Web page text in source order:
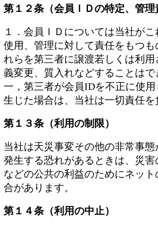
第１２条（会員ＩＤの特定、管理
１．会員ＩＤについては当社が
使用、管理に対して責任をもつ
れらを第三者に譲渡若しくは利
義変更、質入れなどすることは
一，第三者が会員IDを不正に使
生じた場合は、当社は一切責任
第１３条（利用の制限）
当社は天災事変その他の非常事
発生する恐れがあるときは、災
などの公共の利益のためにネッ
合があります。
第１４条（利用の中止）